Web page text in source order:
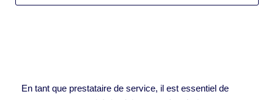
En tant que prestataire de service, il est essentiel de